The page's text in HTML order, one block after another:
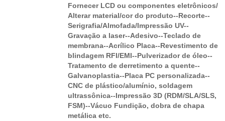
Fornecer LCD ou componentes eletrônicos/
Alterar material/cor do produto--Recorte--
Serigrafia/Almofada/Impressão UV--
Gravação a laser--Adesivo--Teclado de
membrana--Acrílico Placa--Revestimento de
blindagem RFI/EMI--Pulverizador de óleo--
Tratamento de derretimento a quente--
Galvanoplastia--Placa PC personalizada--
CNC de plástico/alumínio, soldagem
ultrassônica--Impressão 3D (RDM/SLA/SLS,
FSM)--Vácuo Fundição, dobra de chapa
metálica etc.